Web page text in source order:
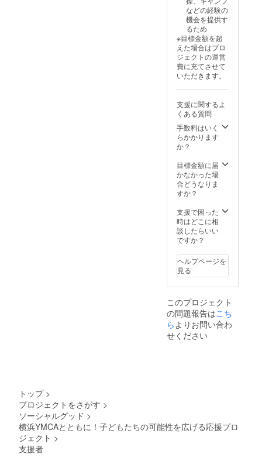
て ＜宿
泊棟A＞
・シン
グル
ベッド2
台、ロ
フト布
団2組、
でお泊
りにな
れま
す。 ・
各部屋
に洗面
備。 ・
全6部屋
＜宿泊
グル
ベッド6
台、最
大6名で
お泊り
になれ
・廊下
に共同
洗面
台・ト
イレ
（男女2
部屋ず
分の布
などの経験の
機会を提供す
るため
※目標金額を超
えた場合はプロ
ジェクトの運営
費に充てさせて
いただきます。
支援に関するよ
くある質問
手数料はいく
らかかります
か？
目標金額に届
かなかった場
合どうなりま
すか？
支援で困った
時はどこに相
談したらいい
ですか？
ヘルプページを
見る
このプロジェクト
の問題報告はこち
らよりお問い合わ
せください
トップ >
プロジェクトをさがす >
ソーシャルグッド >
横浜YMCAとともに！子どもたちの可能性を広げる応援プロ
ジェクト >
支援者